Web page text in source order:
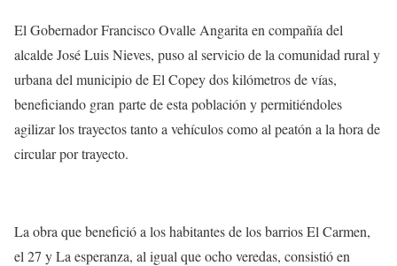
El Gobernador Francisco Ovalle Angarita en compañía del
alcalde José Luis Nieves, puso al servicio de la comunidad rural y
urbana del municipio de El Copey dos kilómetros de vías,
beneficiando gran parte de esta población y permitiéndoles
agilizar los trayectos tanto a vehículos como al peatón a la hora de
circular por trayecto.
La obra que benefició a los habitantes de los barrios El Carmen,
el 27 y La esperanza, al igual que ocho veredas, consistió en